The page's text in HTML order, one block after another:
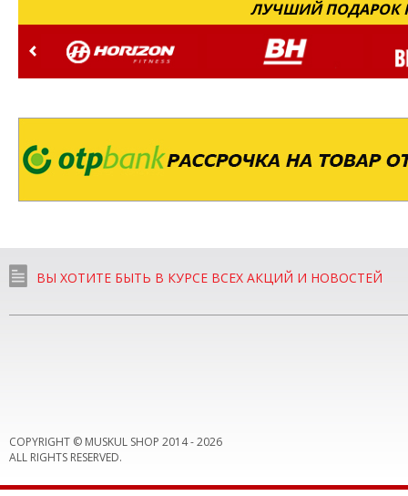
ЛУЧШИЙ ПОДАРОК
ВЫ ХОТИТЕ БЫТЬ В КУРСЕ ВСЕХ АКЦИЙ И НОВОСТЕЙ
COPYRIGHT © MUSKUL SHOP 2014 -2026
ALL RIGHTS RESERVED.